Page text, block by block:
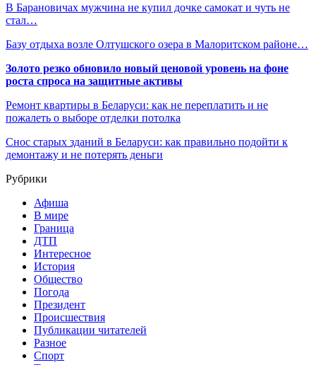
В Барановичах мужчина не купил дочке самокат и чуть не
стал…
Базу отдыха возле Олтушского озера в Малоритском районе…
Золото резко обновило новый ценовой уровень на фоне
роста спроса на защитные активы
Ремонт квартиры в Беларуси: как не переплатить и не
пожалеть о выборе отделки потолка
Снос старых зданий в Беларуси: как правильно подойти к
демонтажу и не потерять деньги
Рубрики
Афиша
В мире
Граница
ДТП
Интересное
История
Общество
Погода
Президент
Происшествия
Публикации читателей
Разное
Спорт